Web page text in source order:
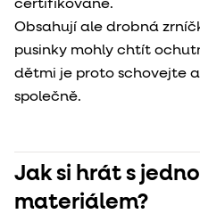
certifikované.
Obsahují ale drobná
pusinky mohly chtít
dětmi je proto schovejte
společně.
Jak si hrát s
materiálem?